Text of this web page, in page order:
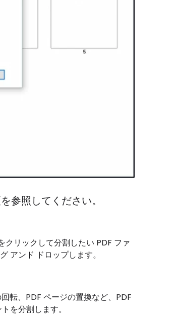
参照してください。
リックして分割したい PDF ファ
アンド ドロップします。
転、PDF ページの置換など、PDF
を分割します。